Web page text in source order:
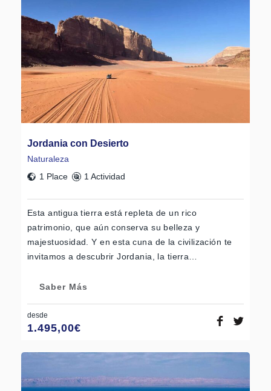
Jordania con Desierto
Naturaleza
1 Place
1 Actividad
Esta antigua tierra está repleta de un rico
patrimonio, que aún conserva su belleza y
majestuosidad. Y en esta cuna de la civilización te
invitamos a descubrir Jordania, la tierra…
Saber Más
desde
1.495,00€